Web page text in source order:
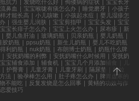
抗力 | 发烧吃什么好 | 佝偻病的症状 | 宝宝长牙
鼻血 | 宝宝喉咙有痰怎么办 | 睡觉磨牙 | 小孩子
才能长高 | 小儿咳嗽 | 小孩起水痘 | 婴儿湿疹怎
| 强生婴儿润肤 | 宝宝剪指甲 | 宝宝头发 | 宝宝
宝宝长痱子怎么办 | 宝宝上火怎么办 | 尿布疹 | 新
| 婴儿鱼肝油 | 玻璃奶瓶 | 贝亲奶瓶 | 婴儿奶瓶 |
胶奶瓶 | ppsu奶瓶 | 新生儿奶瓶 | 婴儿不吃奶瓶
利奶瓶 | nuk奶瓶 | 布朗博士奶瓶 | 奶瓶什么牌
| 安抚奶嘴的利弊 | 安抚奶嘴什么时候用 | 安抚奶
宝宝辅食添加 | 辅食机 | 宝宝几个月添加辅食
| 护臀膏 | 儿童牙膏 | 儿童牙刷 | 隔尿垫
拉拉
法 | 验孕棒怎么用 | 肚子疼怎么办 | 脾胃虚寒的
不能吃 | 反复发烧是怎么回事 | 黄鳝的功效与作
恋爱技巧